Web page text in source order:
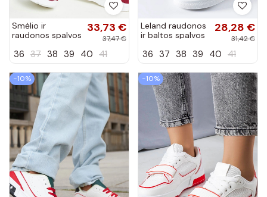
Smėlio ir
raudonos spalvos
platforminiai
33,73 €
37,47 €
36 37 38 39 40 41
Leland raudonos
ir baltos spalvos
28,28 €
31,42 €
36 37 38 39 40 41
−10% −10%